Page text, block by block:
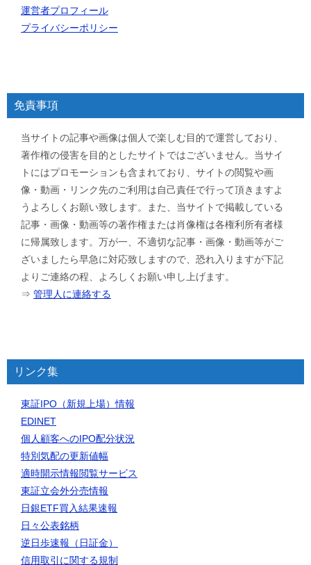
運営者プロフィール
プライバシーポリシー
免責事項
当サイトの記事や画像は個人で楽しむ目的で運営しており、
著作権の侵害を目的としたサイトではございません。当サイ
トにはプロモーションも含まれており、サイトの閲覧や画
像・動画・リンク先のご利用は自己責任で行って頂きますよ
うよろしくお願い致します。また、当サイトで掲載している
記事・画像・動画等の著作権または肖像権は各権利所有者様
に帰属致します。万が一、不適切な記事・画像・動画等がご
ざいましたら早急に対応致しますので、恐れ入りますが下記
よりご連絡の程、よろしくお願い申し上げます。
⇒ 管理人に連絡する
リンク集
東証IPO（新規上場）情報
EDINET
個人顧客へのIPO配分状況
特別気配の更新値幅
適時開示情報閲覧サービス
東証立会外分売情報
日銀ETF買入結果速報
日々公表銘柄
逆日歩速報（日証金）
信用取引に関する規制